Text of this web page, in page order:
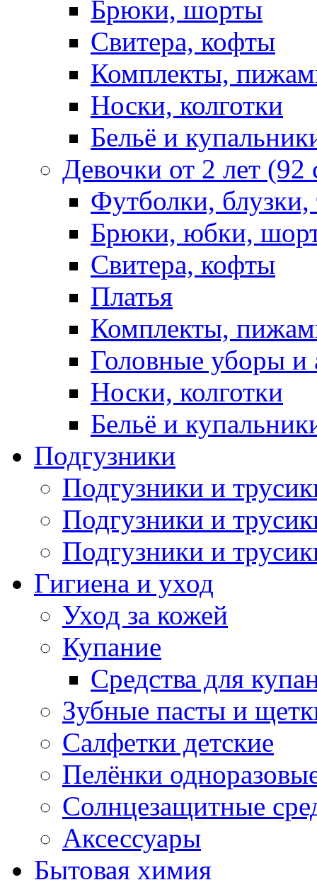
Брюки, шорты
Свитера, кофты
Комплекты,
Носки, колготки
Бельё и
Девочки от 2 лет
Футболки,
Брюки, юбки,
Свитера, кофты
Платья
Комплекты,
Головные уборы и
Носки, колготки
Бельё и
Подгузники
Подгузники и
Подгузники и
Подгузники и
Гигиена и уход
Уход за кожей
Купание
Средства для
Зубные пасты и
Салфетки детские
Пелёнки
Солнцезащитные
Аксессуары
Бытовая химия